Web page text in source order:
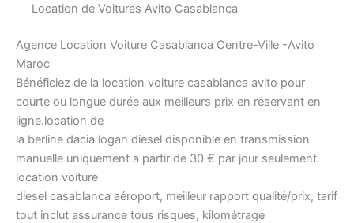
Location de Voitures Avito Casablanca
Agence Location Voiture Casablanca Centre-Ville -Avito
Maroc
Bénéficiez de la location voiture casablanca avito pour
courte ou longue durée aux meilleurs prix en réservant en
ligne.location de
la berline dacia logan diesel disponible en transmission
manuelle uniquement a partir de 30 € par jour seulement.
location voiture
diesel casablanca aéroport, meilleur rapport qualité/prix, tarif
tout inclut assurance tous risques, kilométrage